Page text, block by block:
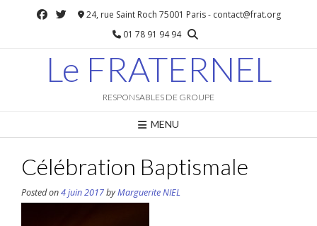
24, rue Saint Roch 75001 Paris - contact@frat.org
01 78 91 94 94
Le FRATERNEL
RESPONSABLES DE GROUPE
MENU
Célébration Baptismale
Posted on4 juin 2017byMarguerite NIEL